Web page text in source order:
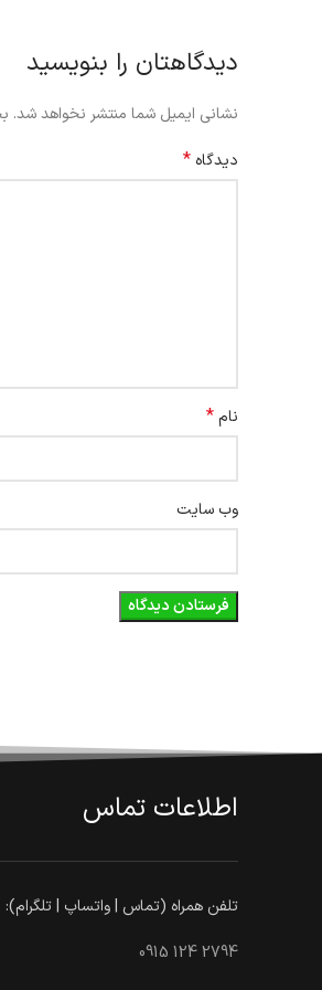
دیدگاهتان را بنویسید
نشانی ایمیل شما منتشر نخواهد شد.
دیدگاه *
نام*
وب‌ سایت
اطلاعات تماس
تلفن همراه (تماس | واتساپ | تلگرام):
0915 124 2794